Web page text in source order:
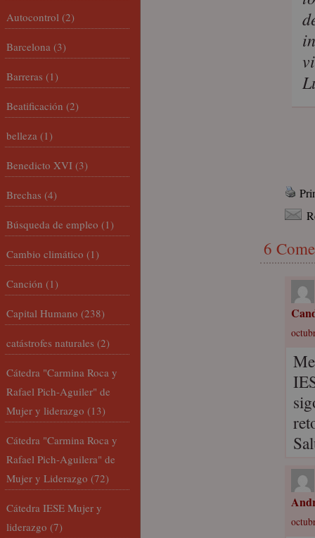
6
Autocontrol (2)
Barcelona (3)
Barreras (1)
Beatificación (2)
belleza (1)
Benedicto XVI (3)
Brechas (4)
Búsqueda de empleo (1)
Cambio climático (1)
Canción (1)
Capital Humano (238)
catástrofes naturales (2)
Cátedra "Carmina Roca y
Rafael Pich-Aguiler" de
Mujer y liderazgo (13)
Cátedra "Carmina Roca y
Rafael Pich-Aguilera" de
Mujer y Liderazgo (72)
Cátedra IESE Mujer y
liderazgo (7)